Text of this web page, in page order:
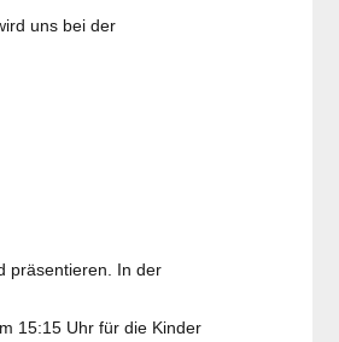
uns bei der
präsentieren. In der
15:15 Uhr für die Kinder